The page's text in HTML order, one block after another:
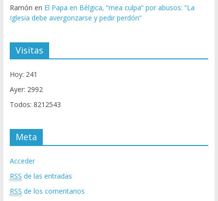
Ramón en El Papa en Bélgica, “mea culpa” por abusos: “La
Iglesia debe avergonzarse y pedir perdón”
Visitas
Hoy: 241
Ayer: 2992
Todos: 8212543
Meta
Acceder
RSS de las entradas
RSS de los comentarios